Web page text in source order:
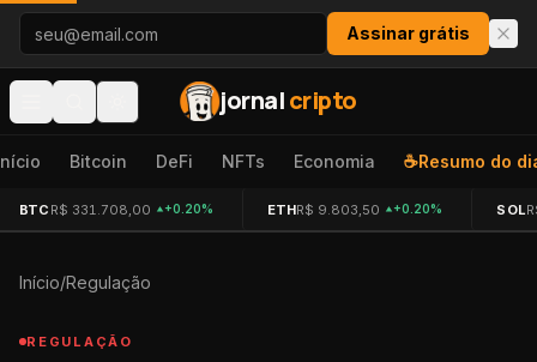
Pular para o conteúdo
Assinar grátis
jornalcripto
Bitcoin DeFi NFTs Economia ☕Resumo do
BTC R$ 331.708,00 +0.20% ETHR$ 9.803,50 +0.20% SOL
Início/Regulação
REGULAÇÃO